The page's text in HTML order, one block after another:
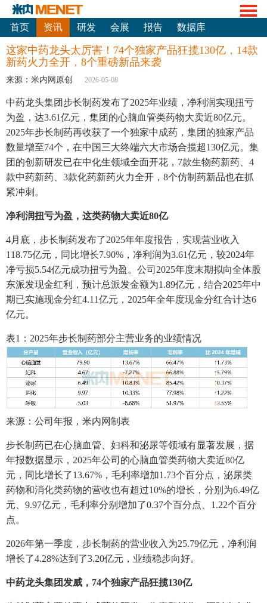
首页 资讯 研发 会展 报告 数据库
这家中药龙头太厉害！74个独家产品狂揽130亿，14款
新药火力全开，8个重磅新品来袭
来源：米内网原创 2026-05-08
中药龙头集团步长制药发布了2025年业绩，净利润实现扭亏
为盈，达3.61亿元，集团的心脑血管类药物大卖近80亿元。
2025年步长制药再收获了一个独家中成药，集团的独家产品
数量增至74个，在中国三大终端六大市场合揽超130亿元。集
团的创新研发已在中化生领域全面开花，7款生物药新药、4
款中药新药、3款化药新药火力全开，8个仿制药新品也在抓
紧冲刺。
净利润扭亏为盈，这类药物大卖近80亿
4月底，步长制药发布了2025年年度报告，实现营业收入
118.75亿元，同比增长7.90%，净利润为3.61亿元，较2024年
净亏损5.54亿元成功扭亏为盈。公司2025年度末期拟向全体股
东派发现金红利，预计总派发金额为1.89亿元，结合2025年中
期已实施现金分红4.11亿元，2025年全年度现金分红合计达6
亿元。
表1：2025年步长制药部分主营业务的业绩情况
来源：公司年报，米内网制表
步长制药已在心脑血管、妇科和泌尿等领域有显著发展，据
年报数据显示，2025年公司的心脑血管类药物大卖近80亿
元，同比增长了13.67%，毛利率增加1.73个百分点，泌尿类
药物和消化类药物的营收也有超过10%的增长，分别为6.49亿
元、9.97亿元，毛利率分别增加了0.37个百分点、1.22个百分
点。
2026年第一季度，步长制药的营业收入为25.79亿元，净利润
增长了4.28%达到了3.20亿元，业绩稳步向好。
中药龙头集团发威，74个独家产品狂揽130亿